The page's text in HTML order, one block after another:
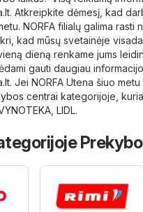
. Atkreipkite dėmesį, kad
NORFA filialų galima rasti
kad mūsų svetainėje
dieną renkame jums
gauti daugiau
. Jei NORFA Utena šiuo
centrai kategorijoje,
LIDL.